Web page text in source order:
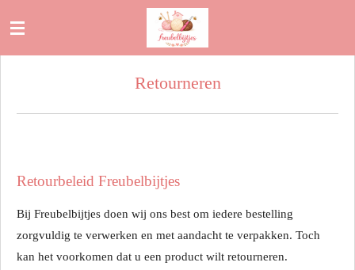
direct
Retourneren
Retourbeleid Freubelbijtjes
Bij Freubelbijtjes doen wij ons best om iedere bestelling
zorgvuldig te verwerken en met aandacht te verpakken. Toch
kan het voorkomen dat u een product wilt retourneren.